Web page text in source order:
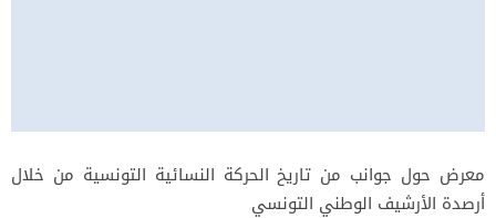
معرض حول جوانب من تاريخ الحركة النسائية التونسية من خلال
أرصدة الأرشيف الوطني التونسي